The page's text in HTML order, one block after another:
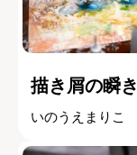
描き屑の瞬き
いのうえまりこ